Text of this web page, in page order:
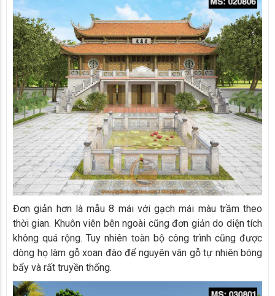
Đơn giản hơn là mẫu 8 mái với gạch mái màu trầm theo
thời gian. Khuôn viên bên ngoài cũng đơn giản do diện tích
không quá rộng. Tuy nhiên toàn bộ công trình cũng được
dòng họ làm gỗ xoan đào để nguyên vân gỗ tự nhiên bóng
bẩy và rất truyền thống.